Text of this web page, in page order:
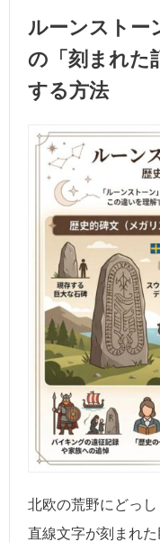
ルーンストー
の「刻まれた
する方法
北欧の荒野にどっ
直線文字が刻まれ